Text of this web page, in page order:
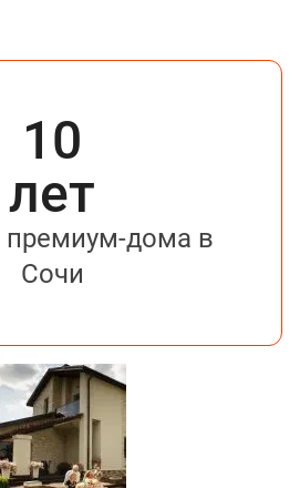
10
лет
премиум-дома в
Сочи